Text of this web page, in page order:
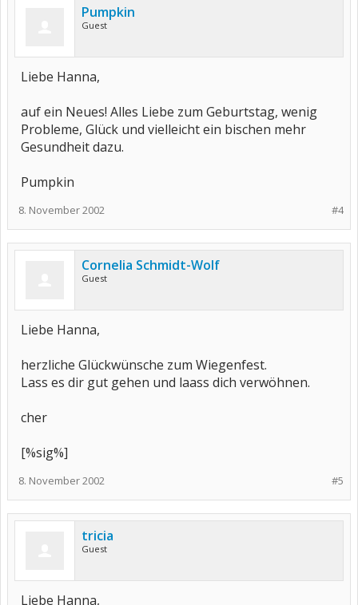
Pumpkin
Guest
Liebe Hanna,
auf ein Neues! Alles Liebe zum Geburtstag, wenig
Probleme, Glück und vielleicht ein bischen mehr
Gesundheit dazu.
Pumpkin
#4
8. November 2002
Cornelia Schmidt-Wolf
Guest
Liebe Hanna,
herzliche Glückwünsche zum Wiegenfest.
Lass es dir gut gehen und laass dich verwöhnen.
cher
[%sig%]
#5
8. November 2002
tricia
Guest
Liebe Hanna,